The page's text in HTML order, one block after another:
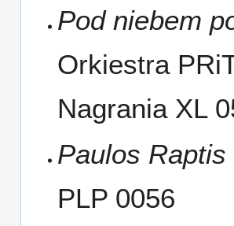
Pod niebem
Orkiestra
Nagrania XL
Paulos Raptis
PLP 0056